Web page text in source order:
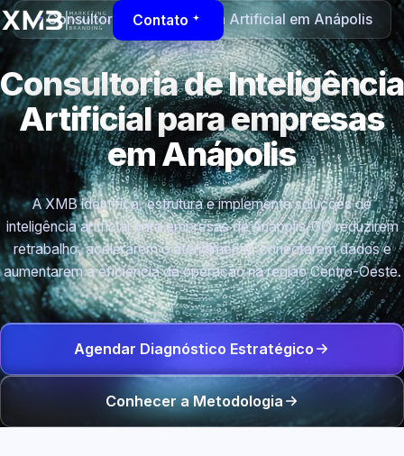
Contato
Consultoria de Inteligência Artificial em Anápolis
Consultoria de Inteligência
Artificial para empresas
em Anápolis
A XMB identifica, estrutura e implementa soluções de
inteligência artificial para empresas de Anápolis/GO reduzirem
retrabalho, acelerarem o atendimento, conectarem dados e
aumentarem a eficiência da operação na região Centro-Oeste.
Agendar Diagnóstico Estratégico
Conhecer a Metodologia